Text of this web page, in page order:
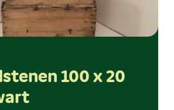
100 x 20